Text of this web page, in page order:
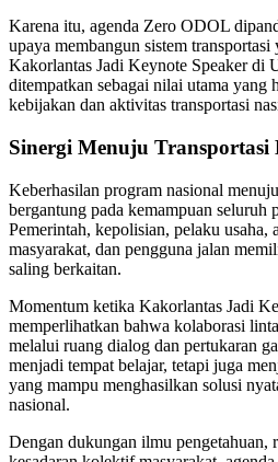
Karena itu, agenda Zero ODOL
upaya membangun sistem
Kakorlantas Jadi Keynote Speaker di
ditempatkan sebagai nilai utama yang
kebijakan dan aktivitas transportasi
Sinergi Menuju Transportasi
Keberhasilan program nasional
bergantung pada kemampuan seluruh
Pemerintah, kepolisian, pelaku usaha,
masyarakat, dan pengguna jalan
saling berkaitan.
Momentum ketika Kakorlantas Jadi
memperlihatkan bahwa kolaborasi
melalui ruang dialog dan pertukaran
menjadi tempat belajar, tetapi juga
yang mampu menghasilkan solusi
nasional.
Dengan dukungan ilmu pengetahuan,